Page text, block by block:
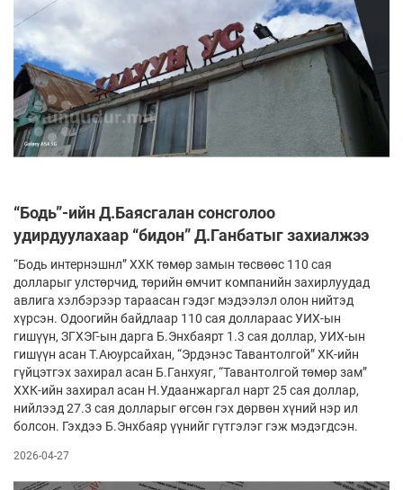
“Бодь”-ийн Д.Баясгалан сонсголоо
удирдуулахаар “бидон” Д.Ганбатыг захиалжээ
“Бодь интернэшнл” ХХК төмөр замын төсвөөс 110 сая
долларыг улстөрчид, төрийн өмчит компанийн захирлуудад
авлига хэлбэрээр тараасан гэдэг мэдээлэл олон нийтэд
хүрсэн. Одоогийн байдлаар 110 сая доллараас УИХ-ын
гишүүн, ЗГХЭГ-ын дарга Б.Энхбаярт 1.3 сая доллар, УИХ-ын
гишүүн асан Т.Аюурсайхан, “Эрдэнэс Тавантолгой” ХК-ийн
гүйцэтгэх захирал асан Б.Ганхуяг, “Тавантолгой төмөр зам”
ХХК-ийн захирал асан Н.Удаанжаргал нарт 25 сая доллар,
нийлээд 27.3 сая долларыг өгсөн гэх дөрвөн хүний нэр ил
болсон. Гэхдээ Б.Энхбаяр үүнийг гүтгэлэг гэж мэдэгдсэн.
2026-04-27